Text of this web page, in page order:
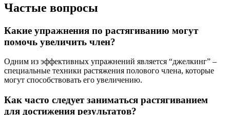
Частые вопросы
Какие упражнения по растягиванию могут
помочь увеличить член?
Одним из эффективных упражнений является “джелкинг” –
специальные техники растяжения полового члена, которые
могут способствовать его увеличению.
Как часто следует заниматься растягиванием
для достижения результатов?